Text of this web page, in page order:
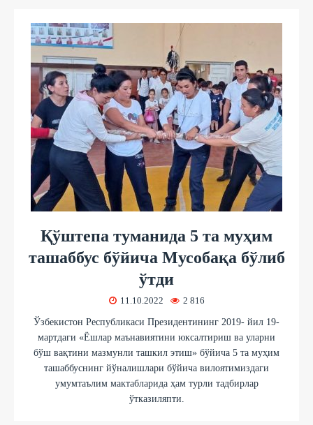
Қўштепа туманида 5 та муҳим
ташаббус бўйича Мусобақа бўлиб
ўтди
11.10.2022 2 816
Ўзбекистон Республикаси Президентининг 2019- йил 19-
мартдаги «Ёшлар маънавиятини юксалтириш ва уларни
бўш вақтини мазмунли ташкил этиш» бўйича 5 та муҳим
ташаббуснинг йўналишлари бўйича вилоятимиздаги
умумтаълим мактабларида ҳам турли тадбирлар
ўтказиляпти.